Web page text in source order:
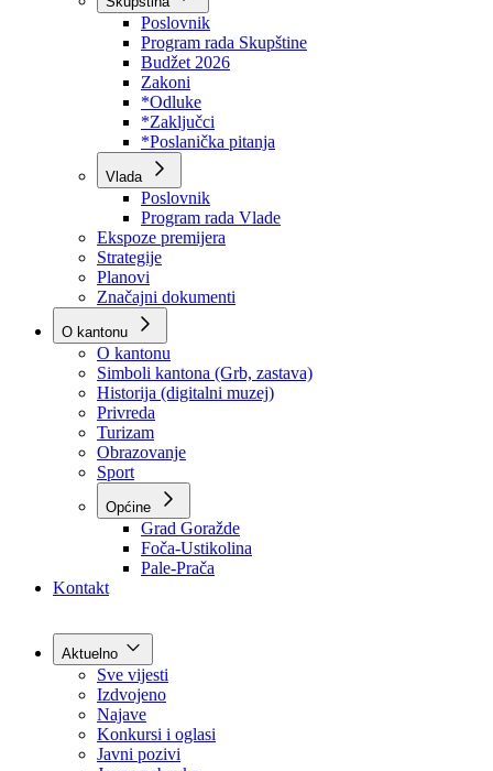
Dokumenti
Skupština
Poslovnik
Program rada Skupštine
Budžet 2026
Zakoni
*Odluke
*Zaključci
*Poslanička pitanja
Vlada
Poslovnik
Program rada Vlade
Ekspoze premijera
Strategije
Planovi
Značajni dokumenti
O kantonu
O kantonu
Simboli kantona (Grb, zastava)
Historija (digitalni muzej)
Privreda
Turizam
Obrazovanje
Sport
Općine
Kontakt
Aktuelno
Sve vijesti
Izdvojeno